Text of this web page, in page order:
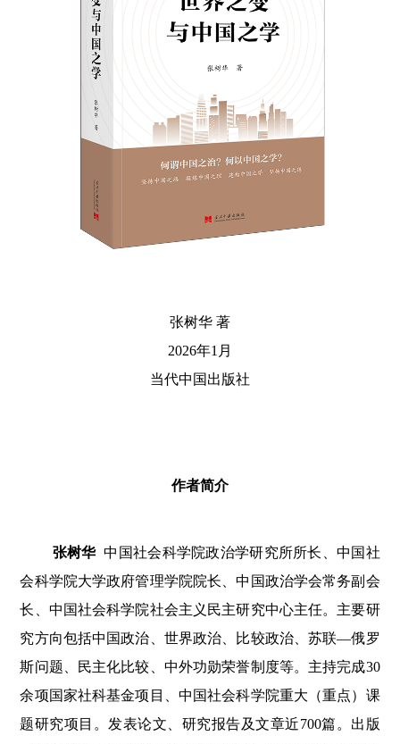
张树华 著
2026年1月
当代中国出版社
作者简介
张树华中国社会科学院政治学研究所所长、中国社
会科学院大学政府管理学院院长、中国政治学会常务副会
长、中国社会科学院社会主义民主研究中心主任。主要研
究方向包括中国政治、世界政治、比较政治、苏联—俄罗
斯问题、民主化比较、中外功勋荣誉制度等。主持完成30
余项国家社科基金项目、中国社会科学院重大（重点）课
题研究项目。发表论文、研究报告及文章近700篇。出版